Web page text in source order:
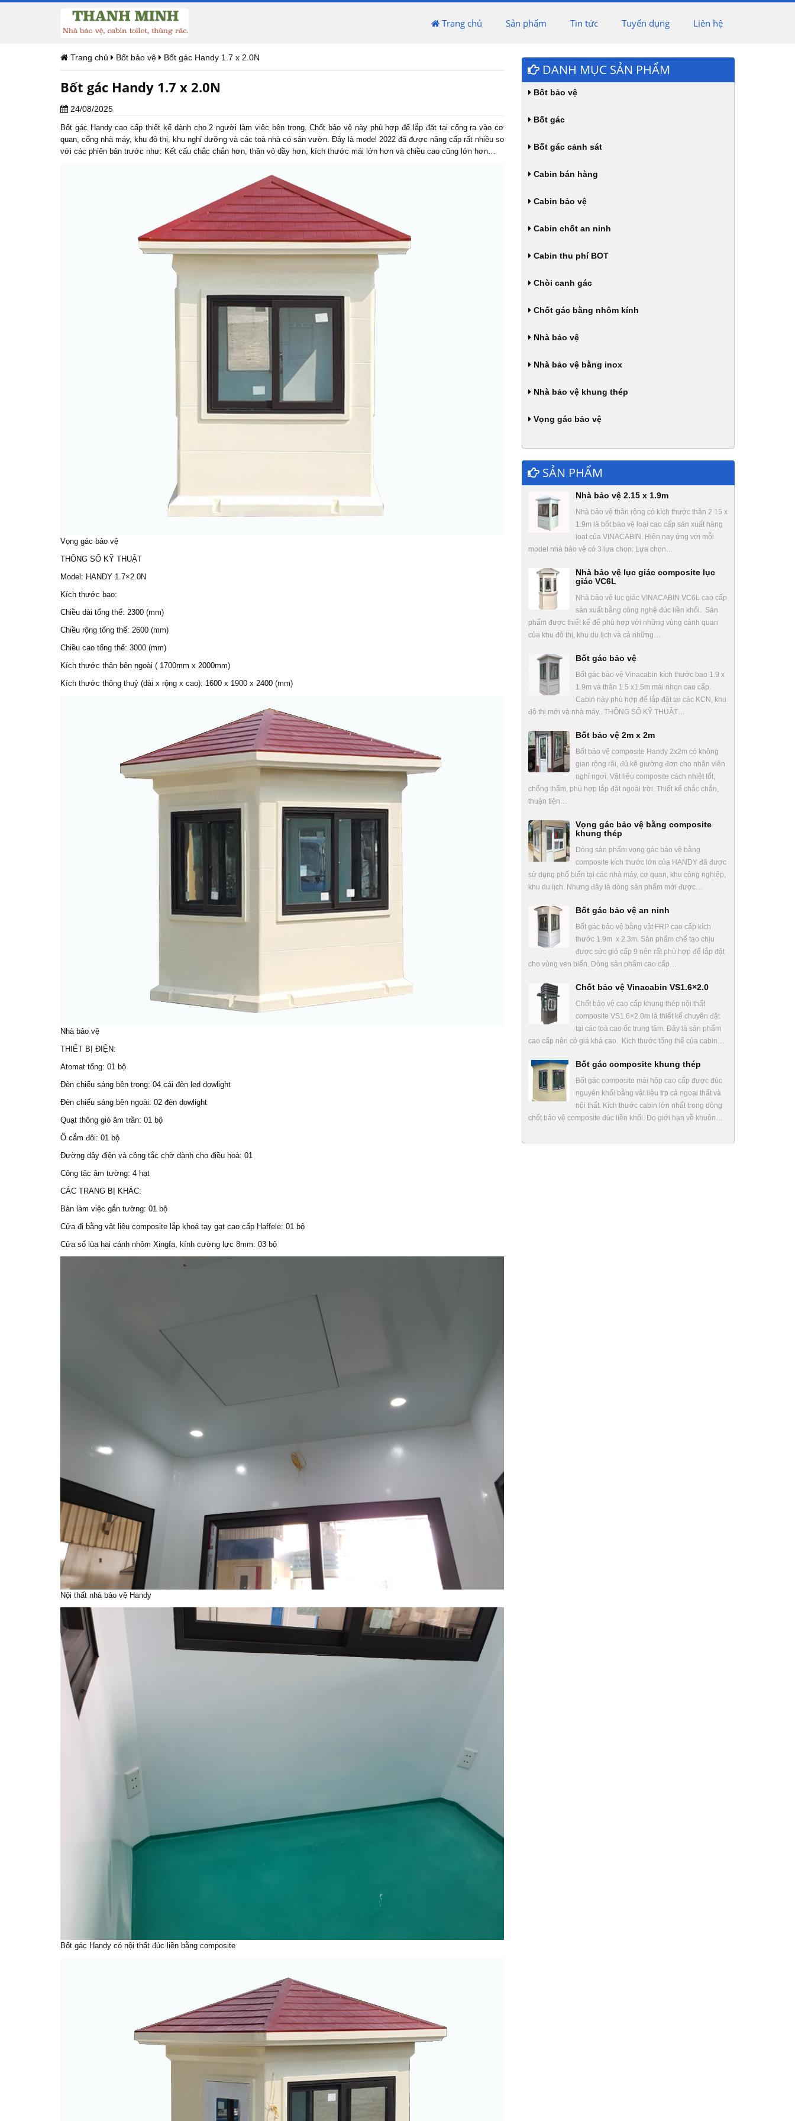
Trang chủ Sản phẩm Tin tức Tuyển dụng Liên hệ
Trang chủ Bốt bảo vệ Bốt gác Handy 1.7 x 2.0N
Bốt gác Handy 1.7 x 2.0N
24/08/2025
Bốt gác Handy cao cấp thiết kế dành cho 2 người làm việc bên trong.Chốt bảo vệnày phù hợp để lắp đặt tại cổng ra vào cơ
quan, cổng nhà máy, khu đô thị, khu nghỉ dưỡng và các toà nhà có sân vườn. Đây là model 2022 đã được nâng cấp rất nhiều so
với các phiên bản trước như: Kết cấu chắc chắn hơn, thân vỏ dầy hơn, kích thước mái lớn hơn và chiều cao cũng lớn hơn…
Vọng gác bảo vệ
THÔNG SỐ KỸ THUẬT
Model: HANDY 1.7×2.0N
Kích thước bao:
Chiều dài tổng thể: 2300 (mm)
Chiều rộng tổng thể: 2600 (mm)
Chiều cao tổng thể: 3000 (mm)
Kích thước thân bên ngoài ( 1700mm x 2000mm)
Kích thước thông thuỷ (dài x rộng x cao): 1600 x 1900 x 2400 (mm)
Nhà bảo vệ
THIẾT BỊ ĐIỆN:
Atomat tổng: 01 bộ
Đèn chiếu sáng bên trong: 04 cái đèn led dowlight
Đèn chiếu sáng bên ngoài: 02 đèn dowlight
Quạt thông gió âm trần: 01 bộ
Ổ cắm đôi: 01 bộ
Đường dây điện và công tắc chờ dành cho điều hoà: 01
Công tăc âm tường: 4 hạt
CÁC TRANG BỊ KHÁC:
Bàn làm việc gắn tường: 01 bộ
Cửa đi bằng vật liệu composite lắp khoá tay gạt cao cấp Haffele: 01 bộ
Cửa sổ lùa hai cánh nhôm Xingfa, kính cường lực 8mm: 03 bộ
Nội thất nhà bảo vệ Handy
Bốt gác Handy có nội thất đúc liền bằng composite
DANH MỤC SẢN PHẨM
Bốt bảo vệ
Bốt gác
Bốt gác cảnh sát
Cabin bán hàng
Cabin bảo vệ
Cabin chốt an ninh
Cabin thu phí BOT
Chòi canh gác
Chốt gác bằng nhôm kính
Nhà bảo vệ
Nhà bảo vệ bằng inox
Nhà bảo vệ khung thép
Vọng gác bảo vệ
SẢN PHẨM
Nhà bảo vệ 2.15 x 1.9m
Nhà bảo vệ thân rộng có kích thước thân 2.15 x
1.9m là bốt bảo vệ loại cao cấp sản xuất hàng
loạt của VINACABIN. Hiện nay ứng với mỗi
model nhà bảo vệ có 3 lựa chọn: Lựa chọn…
Nhà bảo vệ lục giác composite lục
giác VC6L
Nhà bảo vệ lục giác VINACABIN VC6L cao cấp
sản xuất bằng công nghệ đúc liền khối. Sản
phẩm được thiết kế để phù hợp với những vùng cảnh quan
của khu đô thị, khu du lịch và cả những…
Bốt gác bảo vệ
Bốt gác bảo vệ Vinacabin kích thước bao 1.9 x
1.9m và thân 1.5 x1.5m mái nhọn cao cấp.
Cabin này phù hợp để lắp đặt tại các KCN, khu
đô thị mới và nhà máy.. THÔNG SỐ KỸ THUẬT…
Bốt bảo vệ 2m x 2m
Bốt bảo vệ composite Handy 2x2m có không
gian rộng rãi, đủ kê giường đơn cho nhân viên
nghỉ ngơi. Vật liệu composite cách nhiệt tốt,
chống thấm, phù hợp lắp đặt ngoài trời. Thiết kế chắc chắn,
thuận tiện…
Vọng gác bảo vệ bằng composite
khung thép
Dòng sản phẩm vọng gác bảo vệ bằng
composite kích thước lớn của HANDY đã được
sử dụng phổ biến tại các nhà máy, cơ quan, khu công nghiệp,
khu du lịch. Nhưng đây là dòng sản phẩm mới được…
Bốt gác bảo vệ an ninh
Bốt gác bảo vệ bằng vật FRP cao cấp kích
thước 1.9m x 2.3m. Sản phẩm chế tạo chịu
được sức gió cấp 9 nên rất phù hợp để lắp đặt
cho vùng ven biển. Dòng sản phẩm cao cấp…
Chốt bảo vệ Vinacabin VS1.6×2.0
Chốt bảo vệ cao cấp khung thép nội thất
composite VS1.6×2.0m là thiết kế chuyên đặt
tại các toà cao ốc trung tâm. Đây là sản phẩm
cao cấp nên có giá khá cao. Kích thước tổng thể của cabin…
Bốt gác composite khung thép
Bốt gác composite mái hộp cao cấp được đúc
nguyên khối bằng vật liệu frp cả ngoại thất và
nội thất. Kích thước cabin lớn nhất trong dòng
chốt bảo vệ composite đúc liền khối. Do giới hạn về khuôn…